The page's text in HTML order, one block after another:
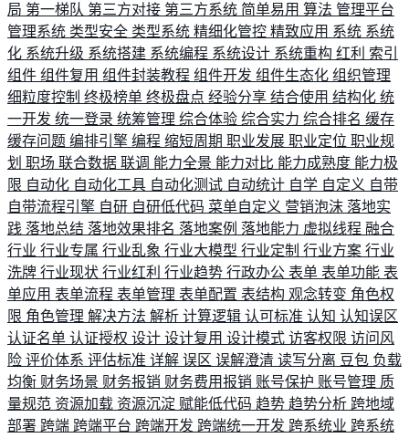
局 第一梯队 第三方对接 第三方系统 简单易用 算法 管理平台
管理系统 类型安全 类型系统 精细化管控 精致应用 系统 系统
化 系统升级 系统搭建 系统编程 系统设计 系统重构 红利 索引
组件 组件复用 组件封装教程 组件开发 组件生态化 组织管理
细粒度控制 终极榜单 终极盘点 经验分享 结合使用 结构化 统
一开发 统一登录 统筹管理 综合体验 综合实力 综合排名 缓存
缓存问题 编排引擎 编程 缩短周期 职业发展 职业定位 职业规
划 职场 联合数据 联调 能力全景 能力对比 能力成熟度 能力极
限 自动化 自动化工具 自动化测试 自动统计 自学 自定义 自带
自带流程引擎 自研 自研低代码 菜单自定义 营销泡沫 落地实
践 落地总结 落地效果排名 落地案例 落地能力 虚拟线程 融合
行业 行业专属 行业乱象 行业大模型 行业定制 行业方案 行业
洗牌 行业现状 行业红利 行业趋势 行政办公 表单 表单功能 表
单应用 表单流程 表单管理 表单配置 表结构 观念转变 角色权
限 角色管理 解决方法 解析 计算逻辑 认可标准 认知 认知误区
认证名单 认证授权 设计 设计复用 设计模式 访客权限 访问风
险 评价体系 评估标准 详解 误区 误解澄清 读写分离 豆包 负载
均衡 财务场景 财务报销 财务费用报销 账号保护 账号管理 质
量规范 资源加载 资源沉淀 赋能低代码 趋势 趋势分析 跨地域
部署 跨端 跨端平台 跨端开发 跨端统一开发 跨系统业 跨系统